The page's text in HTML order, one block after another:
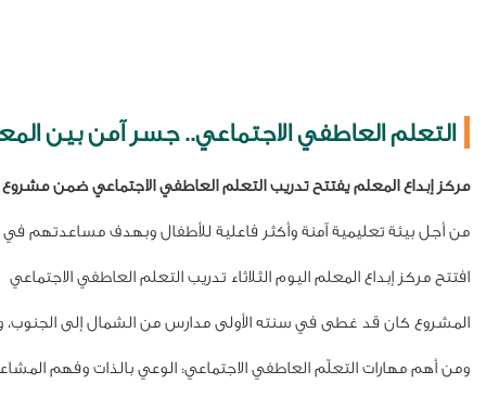
التعلم العاطفي الاجتماعي.. جسر آمن بين
مركز إبداع المعلم يفتتح تدريب التعلم العاطفي الاجتماعي ضمن مشروع
من أجل بيئة تعليمية آمنة وأكثر فاعلية للأطفال وبهدف مساعدتهم في
افتتح مركز إبداع المعلم اليوم الثلاثاء تدريب التعلم العاطفي الاجتماعي في جمعية الهلال الأحمر الفلسطيني بالبيرة، والذي يستهدف العام الحالي 29 مدرسة في شمال الضفة ضمن مشروع
المشروع كان قد غطى في سنته الأولى مدارس من الشمال إلى الجنوب،
ومن أهم مهارات التعلّم العاطفي الاجتماعي: الوعي بالذات وفهم